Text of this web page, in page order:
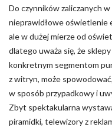
Do czynników zaliczanych
nieprawidłowe oświetlenie
ale w dużej mierze od
dlatego uważa się, że
konkretnym segmentom
z witryn, może
w sposób przypadkowy i
Zbyt spektakularna
piramidki, telewizory z
użytkowników na
wyświetlanie reklam,
poszczególnych
wydawców i
Nieklasyfikowane
Nieklasyfikowane pliki
klasyfikowania, wraz z